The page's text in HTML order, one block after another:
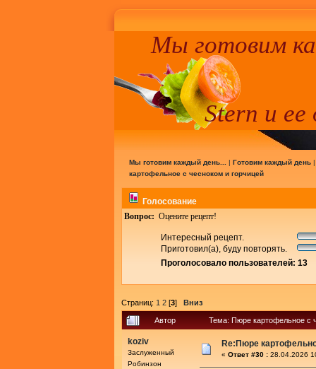
Мы готовим
Stern и ее
Мы готовим каждый день... | Готовим каждый день
картофельное с чесноком и горчицей
Голосование
Вопрос: Оцените рецепт!
Интересный рецепт.
Приготовил(а), буду повторять.
Проголосовало пользователей: 13
Страниц: 1 2 [3] Вниз
Автор Тема: Пюре картофельное с
koziv
Заслуженный
Робинзон
Re:Пюре
« Ответ #30 : 28.04.2026